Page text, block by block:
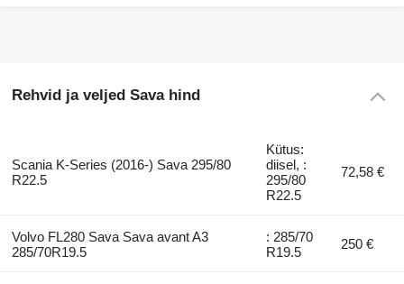
Rehvid ja veljed Sava hind
Scania K-Series (2016-) Sava 295/80
R22.5
Kütus:
diisel, :
295/80
R22.5
72,58 €
Volvo FL280 Sava Sava avant A3
285/70R19.5
: 285/70
R19.5
250 €